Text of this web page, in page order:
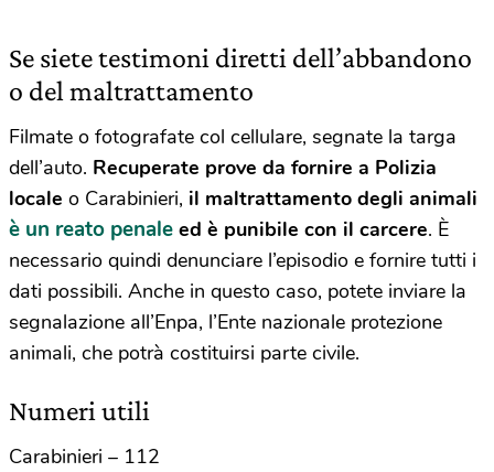
Se siete testimoni diretti dell’abbandono
o del maltrattamento
Filmate o fotografate col cellulare, segnate la targa
dell’auto. Recuperate prove da fornire a Polizia
locale o Carabinieri, il maltrattamento degli animali
è un reato penale ed è punibile con il carcere. È
necessario quindi denunciare l’episodio e fornire tutti i
dati possibili. Anche in questo caso, potete inviare la
segnalazione all’Enpa, l’Ente nazionale protezione
animali, che potrà costituirsi parte civile.
Numeri utili
Carabinieri – 112